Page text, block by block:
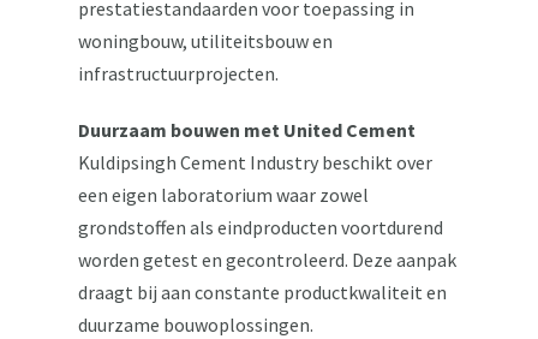
prestatiestandaarden voor toepassing in
woningbouw, utiliteitsbouw en
infrastructuurprojecten.
Duurzaam bouwen met United Cement
Kuldipsingh Cement Industry beschikt over
een eigen laboratorium waar zowel
grondstoffen als eindproducten voortdurend
worden getest en gecontroleerd. Deze aanpak
draagt bij aan constante productkwaliteit en
duurzame bouwoplossingen.